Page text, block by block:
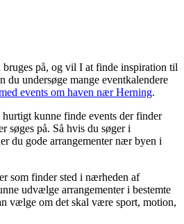
på, og vil I at finde inspiration til
du undersøge mange eventkalendere
events om haven nær Herning.
kunne finde events der finder
søges på. Så hvis du søger i
du gode arrangementer nær byen i
som finder sted i nærheden af
udvælge arrangementer i bestemte
vælge om det skal være sport, motion,